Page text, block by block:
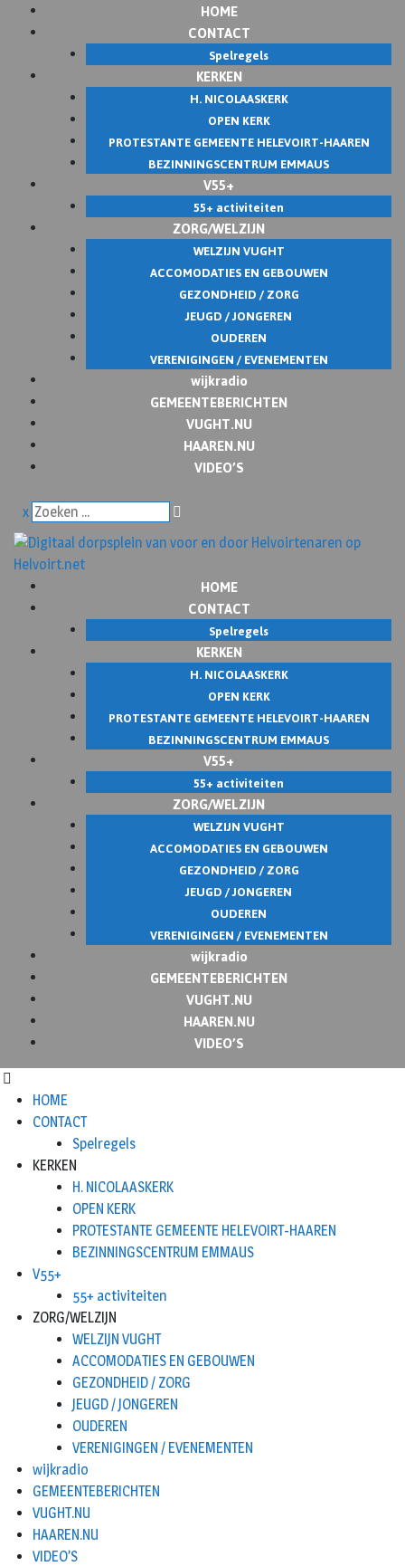
HOME
CONTACT
Spelregels
KERKEN
H. NICOLAASKERK
OPEN KERK
PROTESTANTE GEMEENTE HELEVOIRT-HAAREN
BEZINNINGSCENTRUM EMMAUS
V55+
55+ activiteiten
ZORG/WELZIJN
WELZIJN VUGHT
ACCOMODATIES EN GEBOUWEN
GEZONDHEID / ZORG
JEUGD / JONGEREN
OUDEREN
VERENIGINGEN / EVENEMENTEN
wijkradio
GEMEENTEBERICHTEN
VUGHT.NU
HAAREN.NU
VIDEO’S
x
HOME
CONTACT
Spelregels
KERKEN
H. NICOLAASKERK
OPEN KERK
PROTESTANTE GEMEENTE HELEVOIRT-HAAREN
BEZINNINGSCENTRUM EMMAUS
V55+
55+ activiteiten
ZORG/WELZIJN
WELZIJN VUGHT
ACCOMODATIES EN GEBOUWEN
GEZONDHEID / ZORG
JEUGD / JONGEREN
OUDEREN
VERENIGINGEN / EVENEMENTEN
wijkradio
GEMEENTEBERICHTEN
VUGHT.NU
HAAREN.NU
VIDEO’S
HOME
CONTACT
Spelregels
KERKEN
H. NICOLAASKERK
OPEN KERK
PROTESTANTE GEMEENTE HELEVOIRT-HAAREN
BEZINNINGSCENTRUM EMMAUS
V55+
55+ activiteiten
ZORG/WELZIJN
WELZIJN VUGHT
ACCOMODATIES EN GEBOUWEN
GEZONDHEID / ZORG
JEUGD / JONGEREN
OUDEREN
VERENIGINGEN / EVENEMENTEN
wijkradio
GEMEENTEBERICHTEN
VUGHT.NU
HAAREN.NU
VIDEO’S